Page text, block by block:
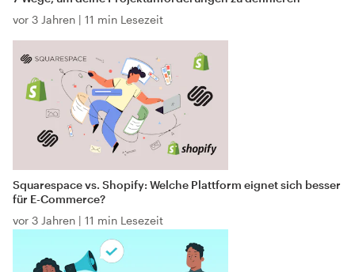
vor 3 Jahren
11 min Lesezeit
Squarespace vs. Shopify: Welche Plattform eignet sich besser
für E-Commerce?
vor 3 Jahren | 11 min Lesezeit